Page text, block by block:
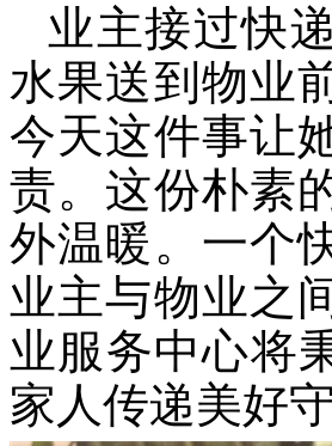
业主接过快
水果送到物业
今天这件事让
责。这份朴素
外温暖。一个
业主与物业之
业服务中心将
家人传递美好守